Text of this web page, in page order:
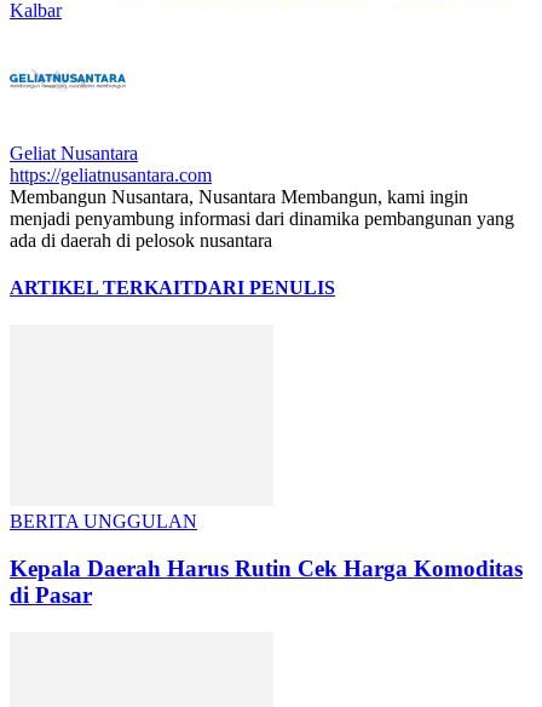
Kalbar
Geliat Nusantara
https://geliatnusantara.com
Membangun Nusantara, Nusantara Membangun, kami ingin
menjadi penyambung informasi dari dinamika pembangunan yang
ada di daerah di pelosok nusantara
ARTIKEL TERKAITDARI PENULIS
BERITA UNGGULAN
Kepala Daerah Harus Rutin Cek Harga Komoditas
di Pasar